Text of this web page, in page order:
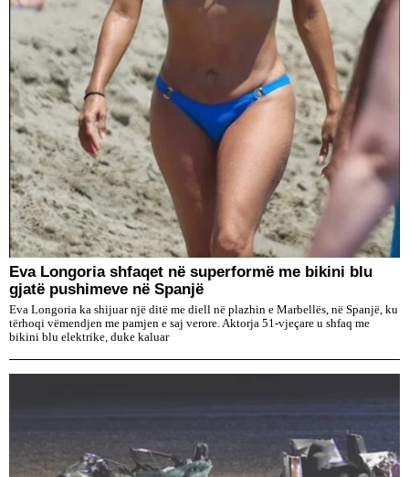
Eva Longoria shfaqet në superformë me bikini blu
gjatë pushimeve në Spanjë
Eva Longoria ka shijuar një ditë me diell në plazhin e Marbellës, në Spanjë, ku
tërhoqi vëmendjen me pamjen e saj verore. Aktorja 51-vjeçare u shfaq me
bikini blu elektrike, duke kaluar